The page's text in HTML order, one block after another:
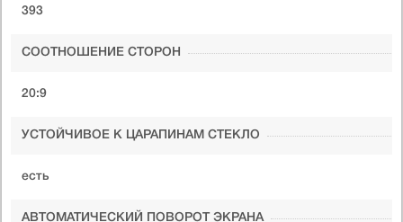
393
СООТНОШЕНИЕ СТОРОН
20:9
УСТОЙЧИВОЕ К ЦАРАПИНАМ СТЕКЛО
есть
АВТОМАТИЧЕСКИЙ ПОВОРОТ ЭКРАНА